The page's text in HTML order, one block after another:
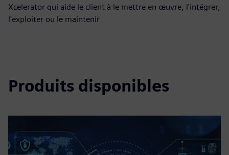
Xcelerator qui aide le client à le mettre en œuvre, l'intégrer,
l'exploiter ou le maintenir
Produits disponibles